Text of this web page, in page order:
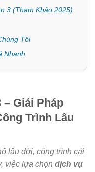
3 (Tham Khảo 2025)
Tôi
Nhanh
– Giải Pháp
Trình Lâu
lâu đời, công trình cải
việc lựa chọn dịch vụ